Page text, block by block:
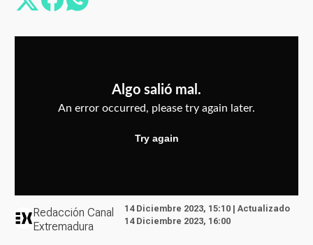
Redacción Canal
Extremadura
14 Diciembre 2023, 15:10 | Actualizado
14 Diciembre 2023, 16:00